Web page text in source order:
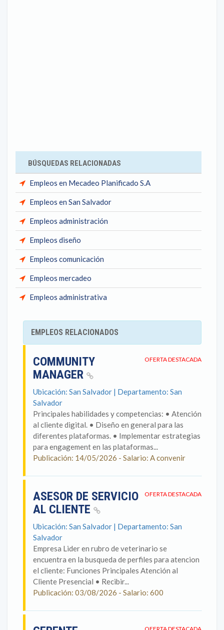
BÚSQUEDAS RELACIONADAS
Empleos en Mecadeo Planificado S.A
Empleos en San Salvador
Empleos administración
Empleos diseño
Empleos comunicación
Empleos mercadeo
Empleos administrativa
EMPLEOS RELACIONADOS
OFERTA DESTACADA
COMMUNITY
MANAGER
Ubicación: San Salvador | Departamento: San
Salvador
Principales habilidades y competencias: • Atención
al cliente digital. • Diseño en general para las
diferentes plataformas. • Implementar estrategias
para engagement en las plataformas...
Publicación: 14/05/2026 - Salario: A convenir
OFERTA DESTACADA
ASESOR DE SERVICIO
AL CLIENTE
Ubicación: San Salvador | Departamento: San
Salvador
Empresa Lider en rubro de veterinario se
encuentra en la busqueda de perfiles para atencion
el cliente: Funciones Principales Atención al
Cliente Presencial • Recibir...
Publicación: 03/08/2026 - Salario: 600